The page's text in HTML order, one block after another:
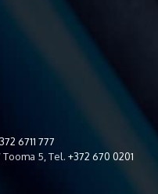
6711 777
5, Tel. +372 670 0201